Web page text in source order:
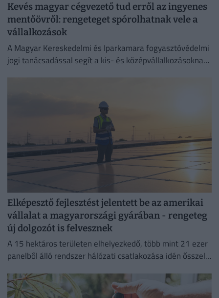
Kevés magyar cégvezető tud erről az ingyenes
mentőövről: rengeteget spórolhatnak vele a
vállalkozások
A Magyar Kereskedelmi és Iparkamara fogyasztóvédelmi
jogi tanácsadással segít a kis- és középvállalkozásoknak
Elképesztő fejlesztést jelentett be az amerikai
vállalat a magyarországi gyárában - rengeteg
új dolgozót is felvesznek
A 15 hektáros területen elhelyezkedő, több mint 21 ezer
panelből álló rendszer hálózati csatlakozása idén ősszel